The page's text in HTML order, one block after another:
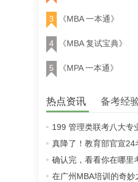
3 《MBA 一本通》
4 《MBA 复试宝典》
5 《MPA 一本通》
热点资讯 备考经
199 管理类联考八大专
确认完，看看你在哪里
在广州MBA培训的奇妙